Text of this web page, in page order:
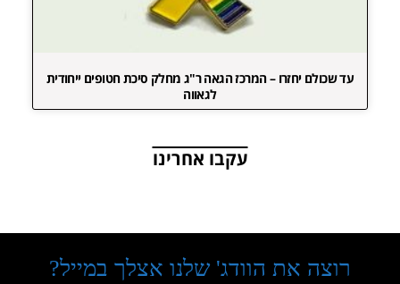
עד שכולם יחזרו – המרכז הגאה ר"ג מחלק סיכת חטופים ייחודית
לגאווה
עקבו אחרינו